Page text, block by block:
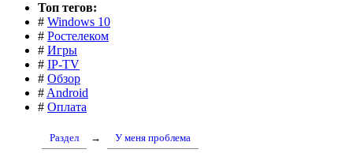
Toп тегов:
# Windows 10
# Ростелеком
# Игры
# IP-TV
# Обзор
# Android
# Оплата
Раздел → У меня проблема